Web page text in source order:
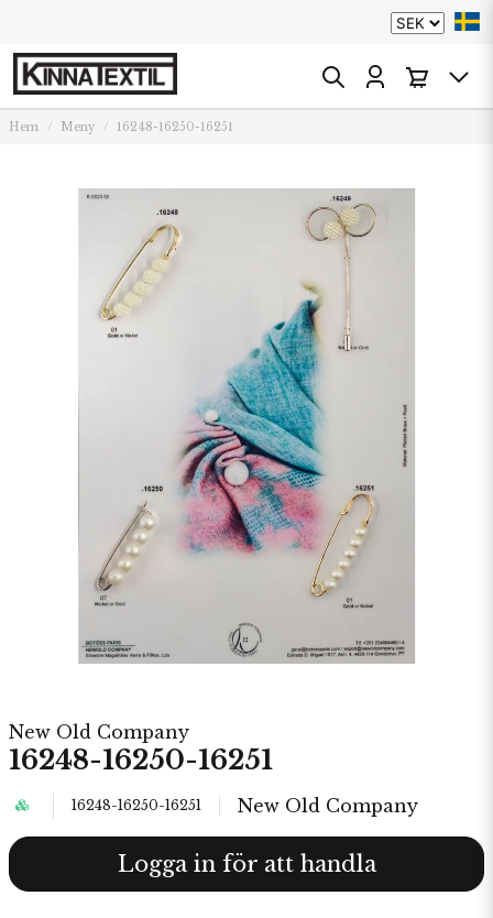
Hem Meny 16248-16250-16251
New Old Company
16248-16250-16251
16248-16250-16251 New Old Company
Logga in för att handla